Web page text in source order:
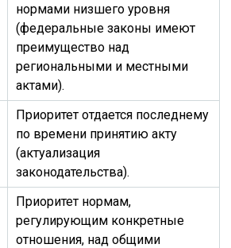
нормами низшего уровня
(федеральные законы имеют
преимущество над
региональными и местными
актами).
Приоритет отдается последнему
по времени принятию акту
(актуализация
законодательства).
Приоритет нормам,
регулирующим конкретные
отношения, над общими